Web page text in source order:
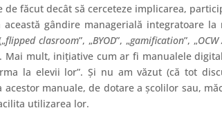
de făcut decât să cerceteze implicarea,
această gândire managerială integratoare
flipped clasroom”, „BYOD”, „gamification”, „
Mai mult, iniţiative cum ar fi manualele
la elevii lor”. Şi nu am văzut (că tot
acestor manuale, de dotare a şcolilor sau,
utilizarea lor.